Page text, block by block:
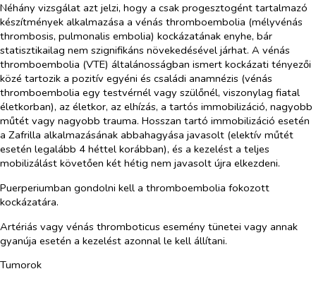
Néhány vizsgálat azt jelzi, hogy a csak progesztogént tartalmazó
készítmények alkalmazása a vénás thromboembolia (mélyvénás
thrombosis, pulmonalis embolia) kockázatának enyhe, bár
statisztikailag nem szignifikáns növekedésével járhat. A vénás
thromboembolia (VTE) általánosságban ismert kockázati tényezői
közé tartozik a pozitív egyéni és családi anamnézis (vénás
thromboembolia egy testvérnél vagy szülőnél, viszonylag fiatal
életkorban), az életkor, az elhízás, a tartós immobilizáció, nagyobb
műtét vagy nagyobb trauma. Hosszan tartó immobilizáció esetén
a Zafrilla alkalmazásának abbahagyása javasolt (elektív műtét
esetén legalább 4 héttel korábban), és a kezelést a teljes
mobilizálást követően két hétig nem javasolt újra elkezdeni.
Puerperiumban gondolni kell a thromboembolia fokozott
kockázatára.
Artériás vagy vénás thromboticus esemény tünetei vagy annak
gyanúja esetén a kezelést azonnal le kell állítani.
Tumorok